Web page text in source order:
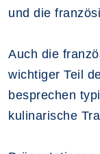
und die
Auch die
wichtiger Teil
besprechen
kulinarische